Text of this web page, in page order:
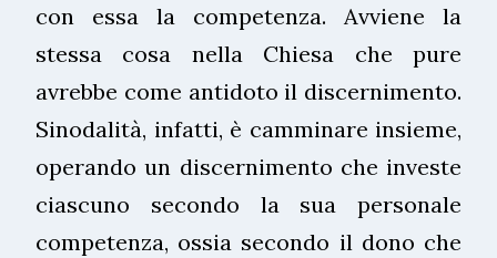
con essa la competenza. Avviene la
stessa cosa nella Chiesa che pure
avrebbe come antidoto il discernimento.
Sinodalità, infatti, è camminare insieme,
operando un discernimento che investe
ciascuno secondo la sua personale
competenza, ossia secondo il dono che